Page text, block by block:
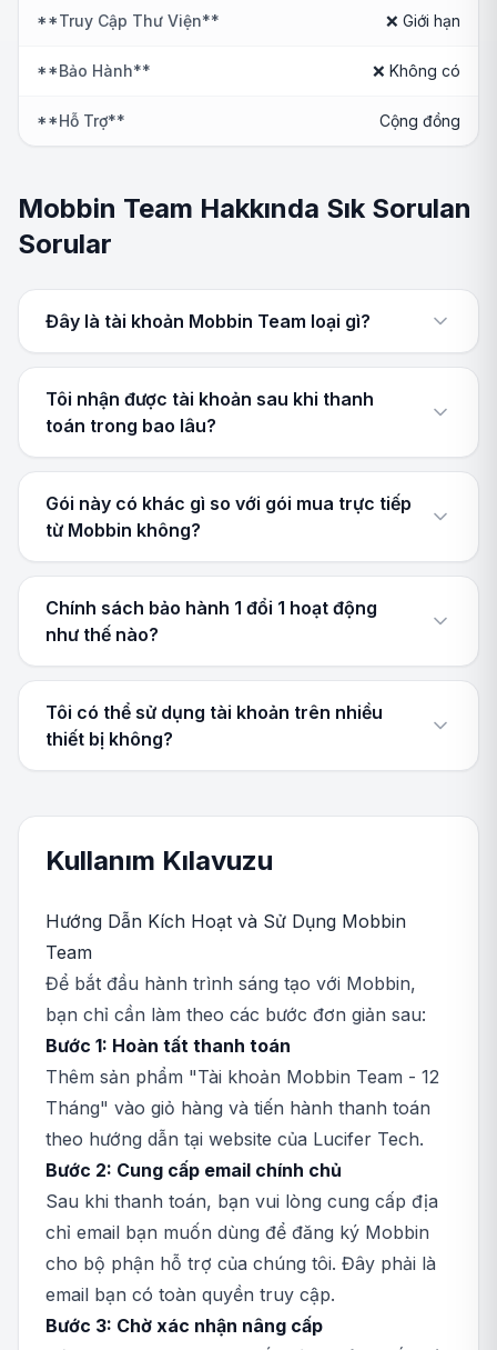
**Truy Cập Thư Viện** ❌ Giới hạn
**Bảo Hành** ❌ Không có
**Hỗ Trợ** Cộng đồng
Mobbin Team Hakkında Sık Sorulan
Sorular
Đây là tài khoản Mobbin Team loại gì?
Tôi nhận được tài khoản sau khi thanh
toán trong bao lâu?
Gói này có khác gì so với gói mua trực tiếp
từ Mobbin không?
Chính sách bảo hành 1 đổi 1 hoạt động
như thế nào?
Tôi có thể sử dụng tài khoản trên nhiều
thiết bị không?
Kullanım Kılavuzu
Hướng Dẫn Kích Hoạt và Sử Dụng Mobbin
Team
Để bắt đầu hành trình sáng tạo với Mobbin,
bạn chỉ cần làm theo các bước đơn giản sau:
Bước 1: Hoàn tất thanh toán
Thêm sản phẩm "Tài khoản Mobbin Team - 12
Tháng" vào giỏ hàng và tiến hành thanh toán
theo hướng dẫn tại website của Lucifer Tech.
Bước 2: Cung cấp email chính chủ
Sau khi thanh toán, bạn vui lòng cung cấp địa
chỉ email bạn muốn dùng để đăng ký Mobbin
cho bộ phận hỗ trợ của chúng tôi. Đây phải là
email bạn có toàn quyền truy cập.
Bước 3: Chờ xác nhận nâng cấp